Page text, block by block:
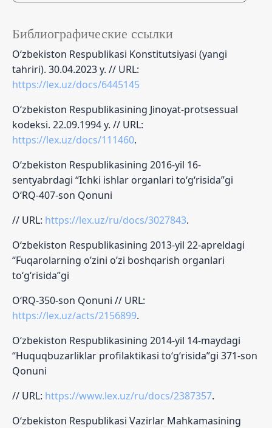
Библиографические ссылки
O‘zbekiston Respublikasi Konstitutsiyasi (yangi
tahriri). 30.04.2023 y. // URL:
https://lex.uz/docs/6445145
O‘zbekiston Respublikasining Jinoyat-protsessual
kodeksi. 22.09.1994 y. // URL:
https://lex.uz/docs/111460.
O‘zbekiston Respublikasining 2016-yil 16-
sentyabrdagi “Ichki ishlar organlari to‘g‘risida”gi
O‘RQ-407-son Qonuni
// URL: https://lex.uz/ru/docs/3027843.
O‘zbekiston Respublikasining 2013-yil 22-apreldagi
“Fuqarolarning o’zini o’zi boshqarish organlari
to‘g‘risida”gi
O‘RQ-350-son Qonuni // URL:
https://lex.uz/acts/2156899.
O‘zbekiston Respublikasining 2014-yil 14-maydagi
“Huquqbuzarliklar profilaktikasi to‘g‘risida”gi 371-son
Qonuni
// URL: https://www.lex.uz/ru/docs/2387357.
O‘zbekiston Respublikasi Vazirlar Mahkamasining